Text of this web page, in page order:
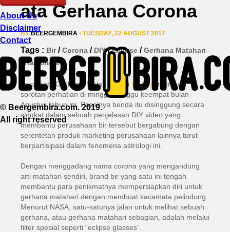
About Us
Disclaimer
Contact
© Beergembira.com. 2019.
All right reserved
ata Gerhana Corona
BYBEERGEMBIRA • TUESDAY, 22 AUGUST 2017
Tags : Bir/Corona / DIY/Eclipse /Gerhana Matahari
Kacamata
Kacamata Gerhana Matahari dari Corona
menjadi
sorotan perhatian di minggu-minggu keempat bulan
Agustus tahun ini. Pasalnya benda itu disinggung secara
singkat dalam sebuah penjelasan DIY video yang
membantu perusahaan bir tersebut bergabung dengan
serentetan produk marketing perusahaan lainnya turut
berpartisipasi dalam fenomena astrologi ini.
Dengan menggadang nama corona yang mengandung
arti matahari sendiri, brand bir yang satu ini tengah
membantu para penikmatnya mempersiapkan diri untuk
gerhana matahari dengan membuat kacamata pelindung.
Menurut NASA, satu-satunya jalan untuk melihat sebuah
gerhana, atau gerhana matahari sebagian, adalah melalui
filter spesial seperti “eclipse glasses”.